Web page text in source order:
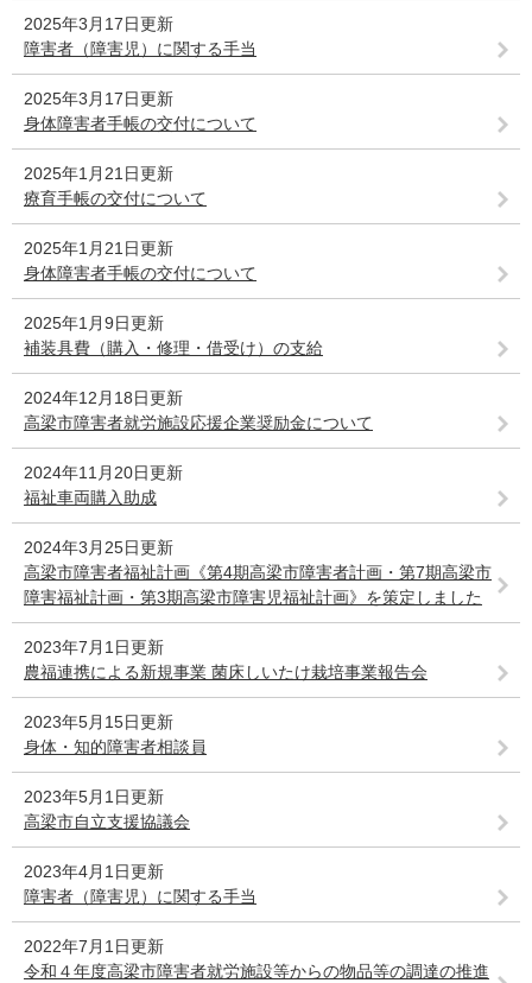
2025年3月17日更新
障害者（障害児）に関する手当
2025年3月17日更新
身体障害者手帳の交付について
2025年1月21日更新
療育手帳の交付について
2025年1月21日更新
身体障害者手帳の交付について
2025年1月9日更新
補装具費（購入・修理・借受け）の支給
2024年12月18日更新
高梁市障害者就労施設応援企業奨励金について
2024年11月20日更新
福祉車両購入助成
2024年3月25日更新
高梁市障害者福祉計画《第4期高梁市障害者計画・第7期高梁市
障害福祉計画・第3期高梁市障害児福祉計画》を策定しました
2023年7月1日更新
農福連携による新規事業 菌床しいたけ栽培事業報告会
2023年5月15日更新
身体・知的障害者相談員
2023年5月1日更新
高梁市自立支援協議会
2023年4月1日更新
障害者（障害児）に関する手当
2022年7月1日更新
令和４年度高梁市障害者就労施設等からの物品等の調達の推進